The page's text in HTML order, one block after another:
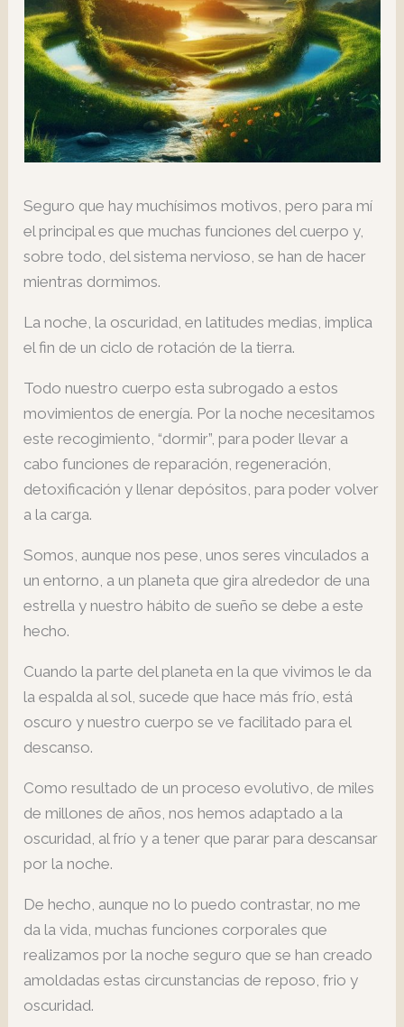
Seguro que hay muchísimos motivos, pero para mí
el principal es que muchas funciones del cuerpo y,
sobre todo, del sistema nervioso, se han de hacer
mientras dormimos.
La noche, la oscuridad, en latitudes medias, implica
el fin de un ciclo de rotación de la tierra.
Todo nuestro cuerpo esta subrogado a estos
movimientos de energía. Por la noche necesitamos
este recogimiento, “dormir”, para poder llevar a
cabo funciones de reparación, regeneración,
detoxificación y llenar depósitos, para poder volver
a la carga.
Somos, aunque nos pese, unos seres vinculados a
un entorno, a un planeta que gira alrededor de una
estrella y nuestro hábito de sueño se debe a este
hecho.
Cuando la parte del planeta en la que vivimos le da
la espalda al sol, sucede que hace más frío, está
oscuro y nuestro cuerpo se ve facilitado para el
descanso.
Como resultado de un proceso evolutivo, de miles
de millones de años, nos hemos adaptado a la
oscuridad, al frío y a tener que parar para descansar
por la noche.
De hecho, aunque no lo puedo contrastar, no me
da la vida, muchas funciones corporales que
realizamos por la noche seguro que se han creado
amoldadas estas circunstancias de reposo, frio y
oscuridad.